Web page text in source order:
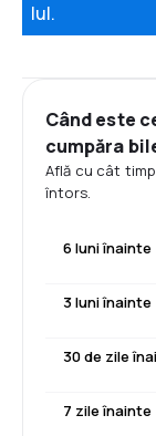
Iul.
Când este
cumpăra
Află cu cât
întors.
6 luni înainte
3 luni înainte
30 de zile
7 zile înainte